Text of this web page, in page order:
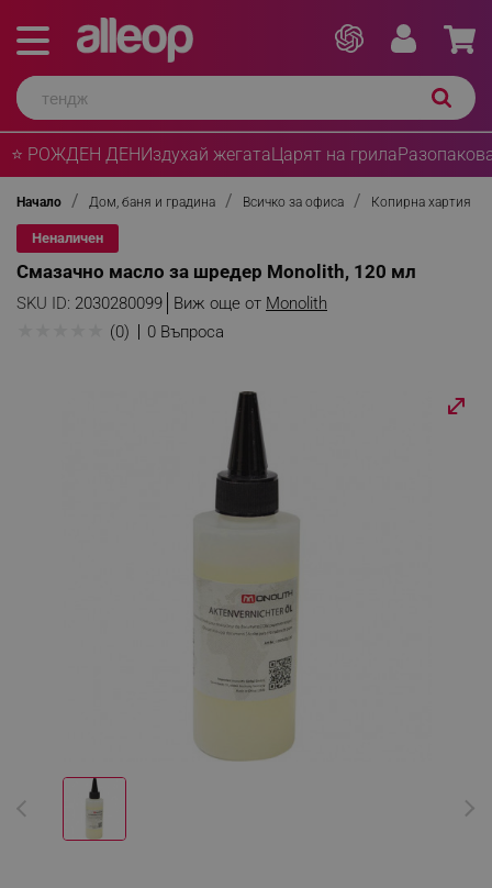
⭐ РОЖДЕН ДЕНИздухай жегатаЦарят на грила
Начало Дом, баня и градина Всичко за офиса Копирна хартия
Неналичен
Смазачно масло за шредер Monolith, 120 мл
SKU ID: 2030280099 Виж още от Monolith
(0) 0 Въпроса